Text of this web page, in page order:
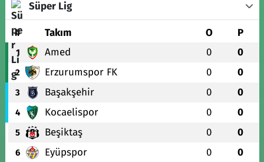
Süper Lig
# Takım O P
1 Amed 0 0
2 Erzurumspor FK 0 0
3 Başakşehir 0 0
4 Kocaelispor 0 0
5 Beşiktaş 0 0
6 Eyüpspor 0 0